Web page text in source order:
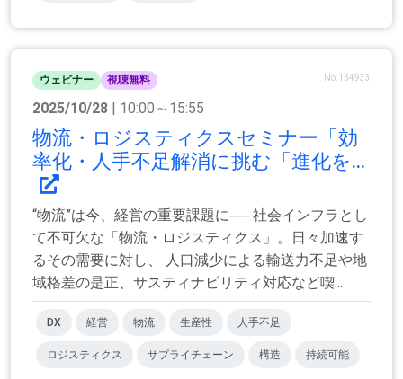
ウェビナー 視聴無料 No.154933
2025/10/28 | 10:00～15:55
物流・ロジスティクスセミナー「効
率化・人手不足解消に挑む「進化を...
“物流”は今、経営の重要課題に── 社会インフラとし
て不可欠な「物流・ロジスティクス」。日々加速す
るその需要に対し、 人口減少による輸送力不足や地
域格差の是正、サスティナビリティ対応など喫...
DX 経営 物流 生産性 人手不足
ロジスティクス サプライチェーン 構造 持続可能